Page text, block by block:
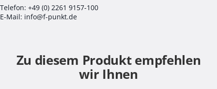
Telefon: +49 (0) 2261 9157-100
E-Mail: info@f-punkt.de
Zu diesem Produkt empfehlen
wir Ihnen